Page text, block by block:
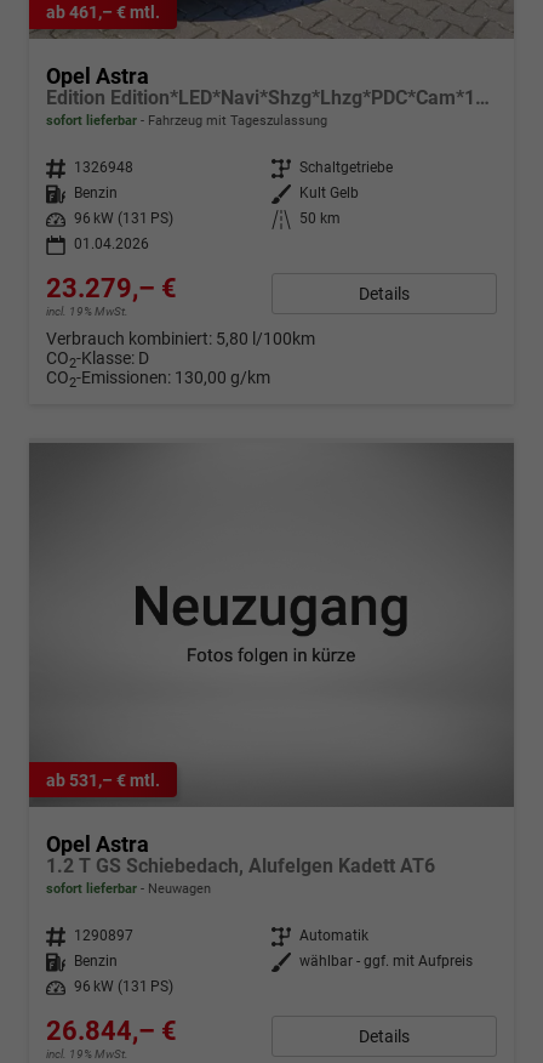
ab 461,– € mtl.
Opel Astra
Edition Edition*LED*Navi*Shzg*Lhzg*PDC*Cam*17Zoll*
sofort lieferbar Fahrzeug mit Tageszulassung
Fahrzeugnr. 1326948 Getriebe Schaltgetriebe
Kraftstoff
Benzin Außenfarbe
Kult Gelb
Leistung
96 kW (131 PS) Kilometerstand
50 km
01.04.2026
23.279,– €
incl. 19% MwSt.
Details
Verbrauch kombiniert: 5,80 l/100km
CO2-Klasse: D
CO2-Emissionen: 130,00 g/km
ab 531,– € mtl.
Opel Astra
1.2 T GS Schiebedach, Alufelgen Kadett AT6
sofort lieferbar Neuwagen
Fahrzeugnr. 1290897 Getriebe Automatik
Kraftstoff
Benzin Außenfarbe wählbar - ggf. mit Aufpreis
Leistung
96 kW (131 PS)
26.844,– €
incl. 19% MwSt.
Details